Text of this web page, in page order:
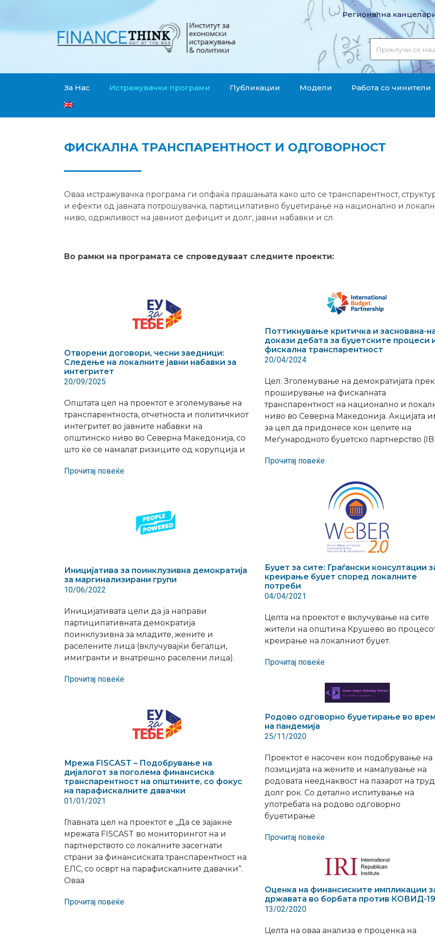
Регионална
За Нас Истражувачки програми Публикации Модели Работа со чинители
ФИСКАЛНА ТРАНСПАРЕНТНОСТ И ОДГОВОРНОСТ
Оваа истражувачка програма ги опфаќа прашањата како што се транспарентност,
и ефекти од јавната потрошувачка, партиципативно буџетирање на национално и
ниво, одржливост на јавниот дефицит и долг, јавни набавки и сл.
Во рамки на програмата се спроведуваат следните проекти:
Отворени договори, чесни заедници:
Следење на локалните јавни набавки за
интегритет
20/09/2025
Општата цел на проектот е зголемување на
транспарентноста, отчетноста и политичкиот
интегритет во јавните набавки на
општинско ниво во Северна Македонија, со
што ќе се намалат ризиците од корупција и
Прочитај повеќе
Иницијатива за поинклузивна демократија
за маргинализирани групи
10/06/2022
Иницијативата цели да ја направи
партиципативната демократија
поинклузивна за младите, жените и
раселените лица (вклучувајќи бегалци,
имигранти и внатрешно раселени лица).
Прочитај повеќе
Мрежа FISCAST – Подобрување на
дијалогот за поголема финансиска
транспарентност на општините, со фокус
на парафискалните давачки
01/01/2021
Главната цел на проектот е „Да се ​​зајакне
мрежата FISCAST во мониторингот на и
партнерството со локалните засегнати
страни за финансиската транспарентност на
ЕЛС, со осврт на парафискалните давачки“.
Оваа
Прочитај повеќе
Поттикнување критичка и заснованa-
докази дебата за буџетските процеси
фискална транспарентност
20/04/2024
Цел: Зголемување на демократијата
проширување на фискалната
транспарентност на национално и
ниво во Северна Македонија. Акцијата
за цел да придонесе кон целите на
Меѓународното буџетско партнерство
Прочитај повеќе
Буџет за сите: Граѓански консултации
креирање буџет според локалните
потреби
04/04/2021
Целта на проектот е вклучување на сите
жители на општина Крушево во
креирање на локалниот буџет.
Прочитај повеќе
Родово одговорно буџетирање во
на пандемија
25/11/2020
Проектот е насочен кон подобрување на
позицијата на жените и намалување на
родовата нееднаквост на пазарот на
долг рок. Со детално испитување на
употребата на родово одговорно
буџетирање
Прочитај повеќе
Оценка на финансиските импликации
државата во борбата против КОВИД-19
13/02/2020
Целта на оваа анализа е проценка на